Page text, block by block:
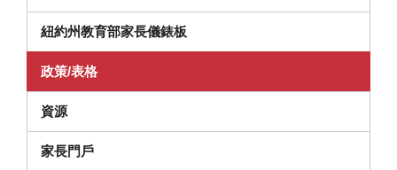
紐約州教育部家長儀錶板
政策/表格
資源
家長門戶